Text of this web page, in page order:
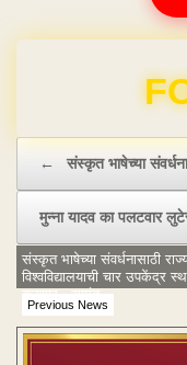
← संस्कृत भाषेच्या
मुन्ना यादव का पलटवार
Previous News
संस्कृत भाषेच्या संवर्धनासाठी
विश्वविद्यालयाची चार उपकेंद्र
करणार - सामंत